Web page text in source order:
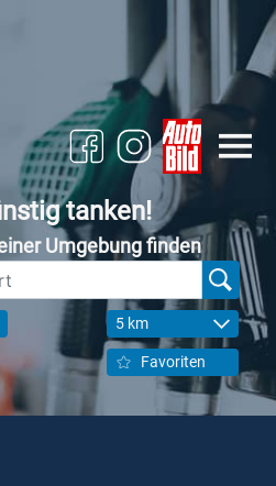
tanken!
Umgebung finden
5 km
Favoriten